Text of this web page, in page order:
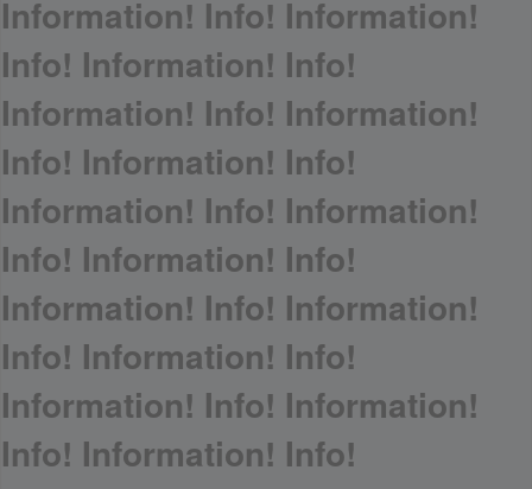
Information! Info! Information!
Info! Information! Info!
Information! Info! Information!
Info! Information! Info!
Information! Info! Information!
Info! Information! Info!
Information! Info! Information!
Info! Information! Info!
Information! Info! Information!
Info! Information! Info!